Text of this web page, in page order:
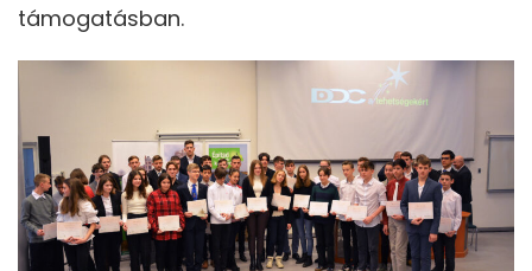
támogatásban.